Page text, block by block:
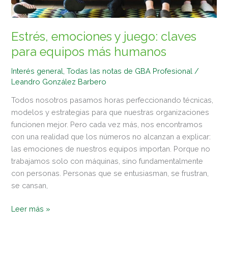
Estrés, emociones y juego: claves
para equipos más humanos
Interés general ,Todas las notas de GBA Profesional /
Leandro González Barbero
Todos nosotros pasamos horas perfeccionando técnicas,
modelos y estrategias para que nuestras organizaciones
funcionen mejor. Pero cada vez más, nos encontramos
con una realidad que los números no alcanzan a explicar:
las emociones de nuestros equipos importan. Porque no
trabajamos solo con máquinas, sino fundamentalmente
con personas. Personas que se entusiasman, se frustran,
se cansan,
más
humanos
Leer más »